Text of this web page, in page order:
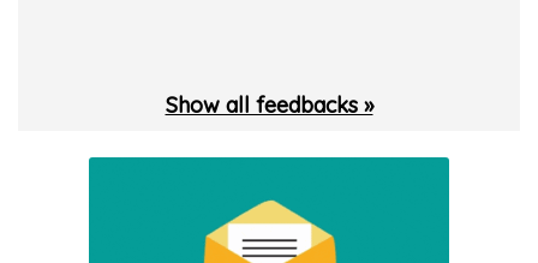
Show all feedbacks »